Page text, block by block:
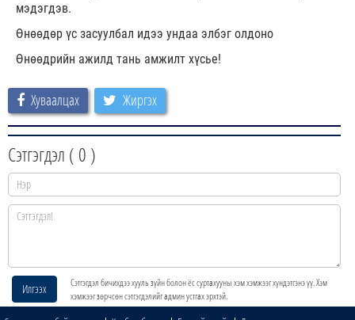
мэдэгдэв.
Өнөөдөр үс засуулбал идээ ундаа элбэг олдоно
Өнөөдрийн ажилд тань амжилт хүсье!
Хуваалцах Жиргэх
Сэтгэгдэл ( 0 )
Илгээх
Сэтгэгдэл бичихдээ хууль зүйн болон ёс суртахууны хэм хэмжээг хүндэтгэнэ үү. Хэм
хэмжээг зөрчсөн сэтгэгдэлийг админ устгах эрхтэй.